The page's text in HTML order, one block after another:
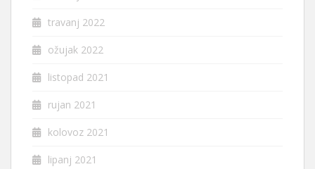
travanj 2022
ožujak 2022
listopad 2021
rujan 2021
kolovoz 2021
lipanj 2021